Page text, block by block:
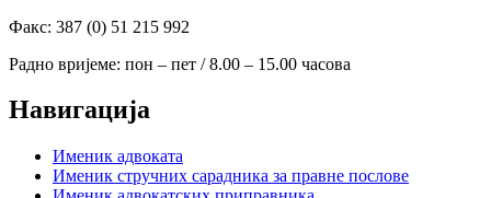
Факс: 387 (0) 51 215 992
Радно вријеме: пон – пет / 8.00 – 15.00 часова
Навигација
Именик адвоката
Именик стручних сарадника за правне послове